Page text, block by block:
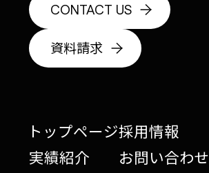
CONTACT US
資料請求
トップページ
実績紹介
採用情報
お問い合わせ